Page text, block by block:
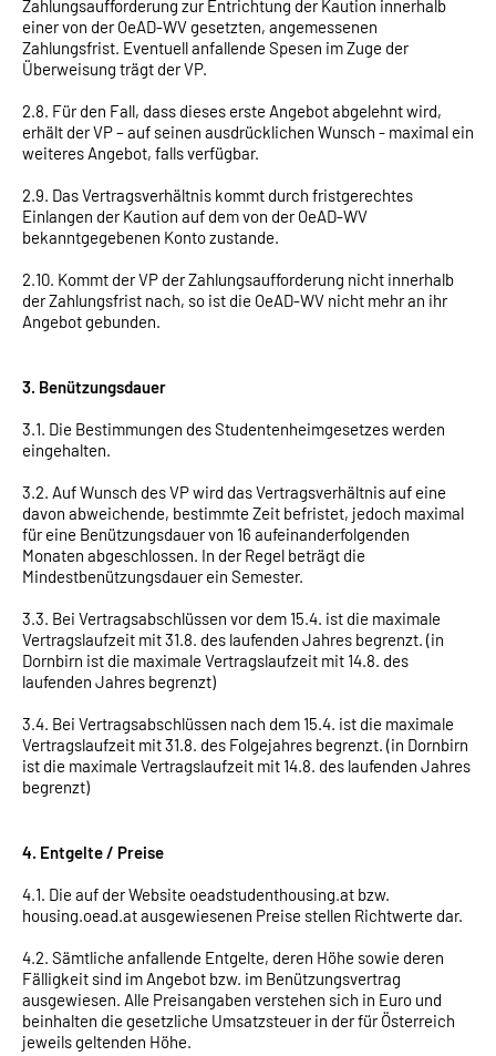
Zahlungsaufforderung zur Entrichtung der Kaution innerhalb
einer von der OeAD-WV gesetzten, angemessenen
Zahlungsfrist. Eventuell anfallende Spesen im Zuge der
Überweisung trägt der VP.
2.8. Für den Fall, dass dieses erste Angebot abgelehnt wird,
erhält der VP – auf seinen ausdrücklichen Wunsch - maximal ein
weiteres Angebot, falls verfügbar.
2.9. Das Vertragsverhältnis kommt durch fristgerechtes
Einlangen der Kaution auf dem von der OeAD-WV
bekanntgegebenen Konto zustande.
2.10. Kommt der VP der Zahlungsaufforderung nicht innerhalb
der Zahlungsfrist nach, so ist die OeAD-WV nicht mehr an ihr
Angebot gebunden.
3. Benützungsdauer
3.1. Die Bestimmungen des Studentenheimgesetzes werden
eingehalten.
3.2. Auf Wunsch des VP wird das Vertragsverhältnis auf eine
davon abweichende, bestimmte Zeit befristet, jedoch maximal
für eine Benützungsdauer von 16 aufeinanderfolgenden
Monaten abgeschlossen. In der Regel beträgt die
Mindestbenützungsdauer ein Semester.
3.3. Bei Vertragsabschlüssen vor dem 15.4. ist die maximale
Vertragslaufzeit mit 31.8. des laufenden Jahres begrenzt. (in
Dornbirn ist die maximale Vertragslaufzeit mit 14.8. des
laufenden Jahres begrenzt)
3.4. Bei Vertragsabschlüssen nach dem 15.4. ist die maximale
Vertragslaufzeit mit 31.8. des Folgejahres begrenzt. (in Dornbirn
ist die maximale Vertragslaufzeit mit 14.8. des laufenden Jahres
begrenzt)
4. Entgelte / Preise
4.1. Die auf der Website oeadstudenthousing.at bzw.
housing.oead.at ausgewiesenen Preise stellen Richtwerte dar.
4.2. Sämtliche anfallende Entgelte, deren Höhe sowie deren
Fälligkeit sind im Angebot bzw. im Benützungsvertrag
ausgewiesen. Alle Preisangaben verstehen sich in Euro und
beinhalten die gesetzliche Umsatzsteuer in der für Österreich
jeweils geltenden Höhe.